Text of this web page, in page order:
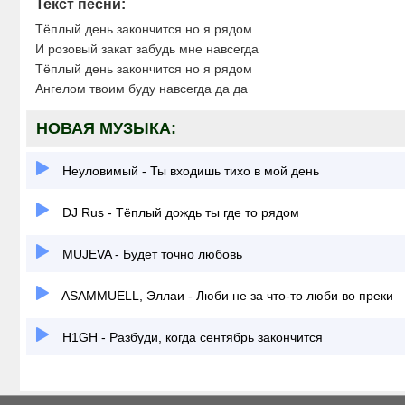
Текст песни:
Тёплый день закончится но я рядом
И розовый закат забудь мне навсегда
Тёплый день закончится но я рядом
Ангелом твоим буду навсегда да да
НОВАЯ МУЗЫКА:
Неуловимый - Ты входишь тихо в мой день
DJ Rus - Тёплый дождь ты где то рядом
MUJEVA - Будет точно любовь
ASAMMUELL, Эллаи - Люби не за что-то люби во преки
H1GH - Разбуди, когда сентябрь закончится